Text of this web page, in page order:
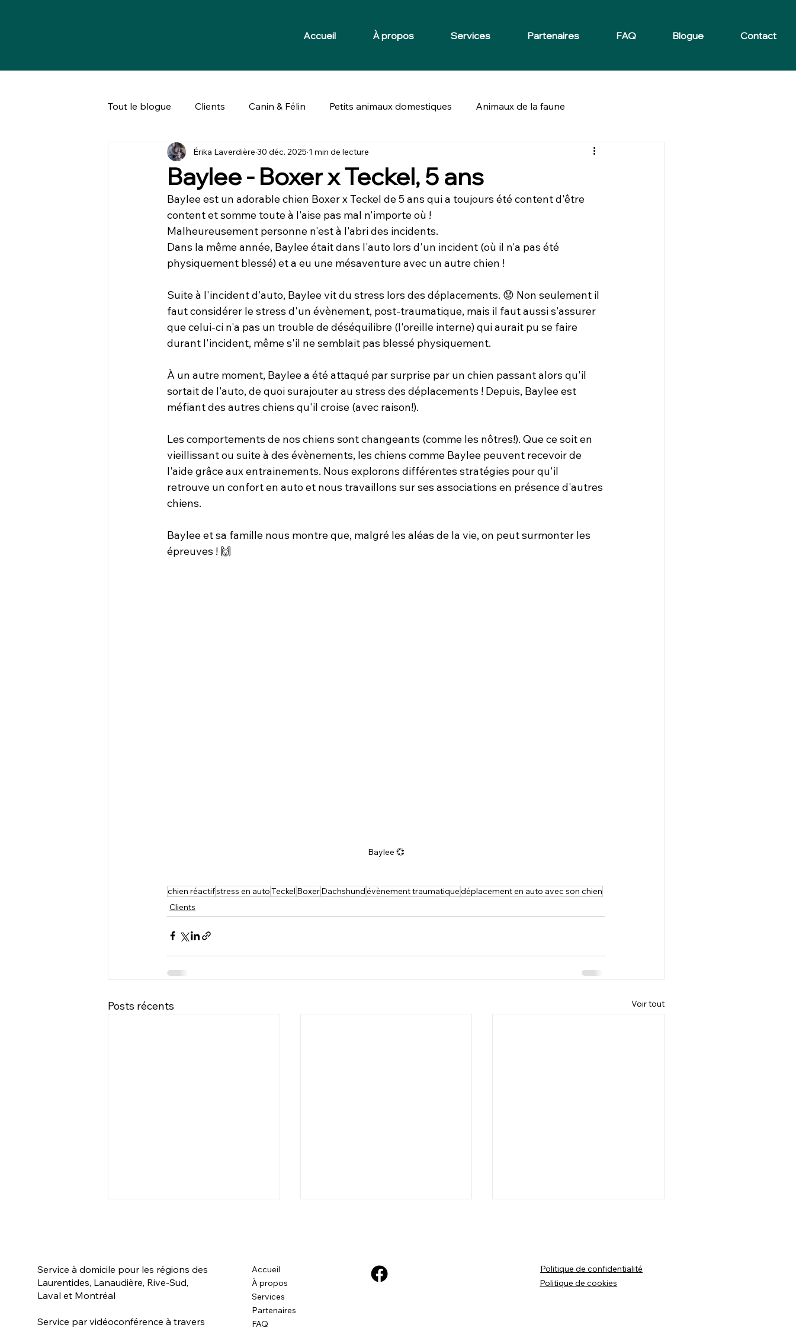
Accueil À propos Services Partenaires FAQ Blogue Contact
Tout le blogue Clients Canin & Félin Petits animaux domestiques Animaux de la faune
Bien-être animal & société
Baylee - Boxer x Teckel, 5 ans
Érika Laverdière 30 déc. 2025 1 min de lecture
Baylee est un adorable chien Boxer x Teckel de 5 ans qui a toujours été content d'être
content et somme toute à l'aise pas mal n'importe où !
Malheureusement personne n'est à l'abri des incidents.
Dans la même année, Baylee était dans l'auto lors d'un incident (où il n'a pas été
physiquement blessé) et a eu une mésaventure avec un autre chien !
Suite à l'incident d'auto, Baylee vit du stress lors des déplacements. 😟 Non seulement il
faut considérer le stress d'un évènement, post-traumatique, mais il faut aussi s'assurer
que celui-ci n'a pas un trouble de déséquilibre (l'oreille interne) qui aurait pu se faire
durant l'incident, même s'il ne semblait pas blessé physiquement.
À un autre moment, Baylee a été attaqué par surprise par un chien passant alors qu'il
sortait de l'auto, de quoi surajouter au stress des déplacements ! Depuis, Baylee est
méfiant des autres chiens qu'il croise (avec raison!).
Les comportements de nos chiens sont changeants (comme les nôtres!). Que ce soit en
vieillissant ou suite à des évènements, les chiens comme Baylee peuvent recevoir de
l'aide grâce aux entrainements. Nous explorons différentes stratégies pour qu'il
retrouve un confort en auto et nous travaillons sur ses associations en présence d'autres
chiens.
Baylee et sa famille nous montre que, malgré les aléas de la vie, on peut surmonter les
épreuves ! 🙌
Baylee 💞
chien réactifstress en autoTeckel BoxerDachshundévènement traumatiquedéplacement en auto avec son chien
Clients
Posts récents Voir tout
Auto-apaisement des
Le stress de l'auto
Service à domicile pour les régions des
Laurentides, Lanaudière, Rive-Sud,
Laval et Montréal
Service par vidéoconférence à travers
Accueil
À propos
Services
Partenaires
FAQ
Politique de cookies
Politique de confidentialité